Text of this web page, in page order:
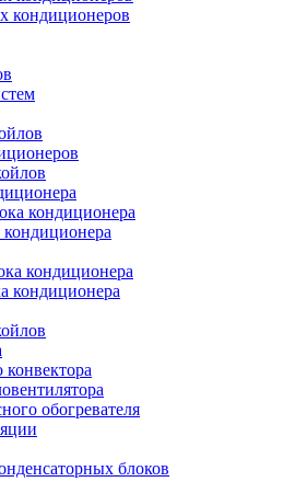
кондиционеров
кондиционера
кондиционера
кондиционера
обогревателя
блоков